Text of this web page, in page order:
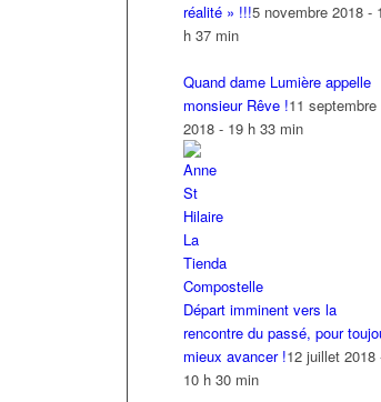
réalité » !!!5 novembre 2018 -
h 37 min
Quand dame Lumière appelle
monsieur Rêve !11 septembre
2018 - 19 h 33 min
Départ imminent vers la
rencontre du passé, pour
mieux avancer !12 juillet 2018
10 h 30 min